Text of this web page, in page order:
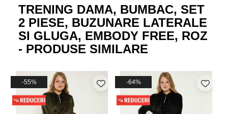
TRENING DAMA, BUMBAC, SET
2 PIESE, BUZUNARE LATERALE
SI GLUGA, EMBODY FREE, ROZ
- PRODUSE SIMILARE
-55% -64%